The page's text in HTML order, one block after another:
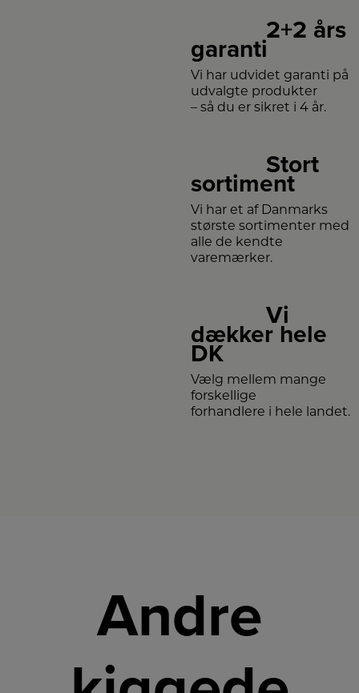
2+2 års
garanti
Vi har udvidet garanti på
udvalgte produkter
– så du er sikret i 4 år.
Stort
sortiment
Vi har et af Danmarks
største sortimenter med
alle de kendte
varemærker.
Vi
dækker hele
DK
Vælg mellem mange
forskellige
forhandlere i hele landet.
Andre